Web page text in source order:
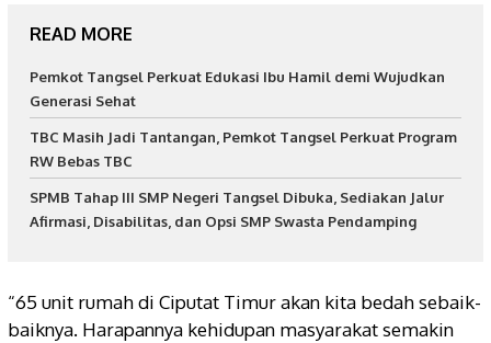
READ MORE
Pemkot Tangsel Perkuat Edukasi Ibu Hamil demi Wujudkan
Generasi Sehat
TBC Masih Jadi Tantangan, Pemkot Tangsel Perkuat Program
RW Bebas TBC
SPMB Tahap III SMP Negeri Tangsel Dibuka, Sediakan Jalur
Afirmasi, Disabilitas, dan Opsi SMP Swasta Pendamping
“65 unit rumah di Ciputat Timur akan kita bedah sebaik-
baiknya. Harapannya kehidupan masyarakat semakin